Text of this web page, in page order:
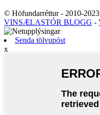
© Höfundarréttur - 2010-
VINSÆLASTÓR BLOGG -
Senda tölvupóst
x